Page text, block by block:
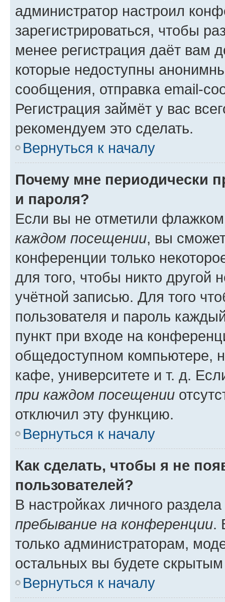
администратор настроил
зарегистрироваться, чтобы
менее регистрация даёт вам
которые недоступны
сообщения, отправка email-
Регистрация займёт у вас
рекомендуем это сделать.
Вернуться к началу
Почему мне периодически
и пароля?
Если вы не отметили
каждом посещении, вы
конференции только
для того, чтобы никто другой
учётной записью. Для того
пользователя и пароль
пункт при входе на
общедоступном компьютере,
кафе, университете и т. д.
при каждом посещении
отключил эту функцию.
Вернуться к началу
Как сделать, чтобы я не
пользователей?
В настройках личного
пребывание на конференции.
только администраторам,
остальных вы будете
Вернуться к началу